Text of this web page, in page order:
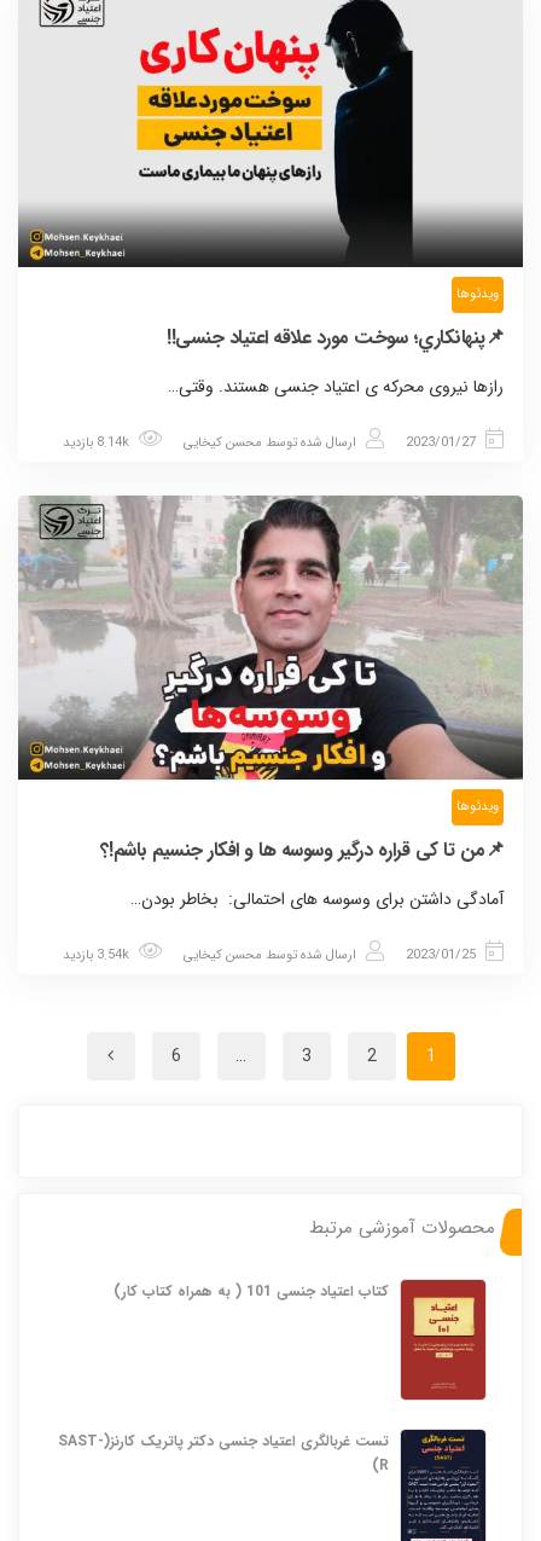
ویدئوها
📌پنهانكاري؛ سوخت مورد علاقه اعتياد جنسی!!
رازها نیروی محرکه ی اعتیاد جنسی هستند. وقتی…
2023/01/27 ارسال شده توسط محسن کیخایی
ویدئوها
📌من تا کی قراره درگیر وسوسه ها و افکار جنسیم باشم!؟
آمادگی داشتن برای وسوسه های احتمالی: بخاطر بودن…
2023/01/25 ارسال شده توسط محسن کیخایی
1
2
3
…
6
محصولات آموزشی مرتبط
کتاب اعتیاد جنسی 101 ( به همراه کتاب کار)
تست غربالگری اعتیاد جنسی دکتر پاتریک کارنز(SAST-
R)